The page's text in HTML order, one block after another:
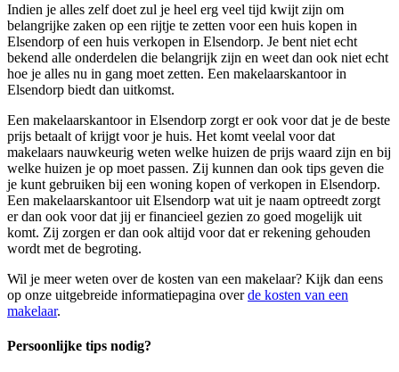
Indien je alles zelf doet zul je heel erg veel tijd kwijt zijn om
belangrijke zaken op een rijtje te zetten voor een huis kopen in
Elsendorp of een huis verkopen in Elsendorp. Je bent niet echt
bekend alle onderdelen die belangrijk zijn en weet dan ook niet echt
hoe je alles nu in gang moet zetten. Een makelaarskantoor in
Elsendorp biedt dan uitkomst.
Een makelaarskantoor in Elsendorp zorgt er ook voor dat je de beste
prijs betaalt of krijgt voor je huis. Het komt veelal voor dat
makelaars nauwkeurig weten welke huizen de prijs waard zijn en bij
welke huizen je op moet passen. Zij kunnen dan ook tips geven die
je kunt gebruiken bij een woning kopen of verkopen in Elsendorp.
Een makelaarskantoor uit Elsendorp wat uit je naam optreedt zorgt
er dan ook voor dat jij er financieel gezien zo goed mogelijk uit
komt. Zij zorgen er dan ook altijd voor dat er rekening gehouden
wordt met de begroting.
Wil je meer weten over de kosten van een makelaar? Kijk dan eens
op onze uitgebreide informatiepagina overde kosten van een
makelaar.
Persoonlijke tips nodig?